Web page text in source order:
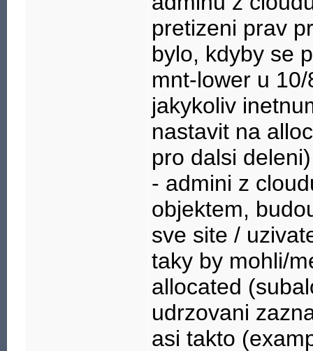
pretizeni prav
bylo, kdyby se
mnt-lower u
jakykoliv
nastavit na
pro dalsi deleni)
- admini z
objektem,
sve site /
taky by mohli/
allocated
udrzovani
asi takto